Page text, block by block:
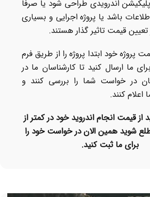
اندرویدی طراحی شود یا صرفا
باشد یا پروژه اجرایی و بسیاری
قیمت تاثیر گذار هستند.
پروژه خود ابتدا پروژه را از طریق فرم
ما ارسال کنید تا کارشناسان ما در
در خواست شما را بررسی کنند و
کنند.
از قیمت انجام اندروید خود در کمتر از
شوید همین الان در خواست خود را
برای ما ثبت کنید.